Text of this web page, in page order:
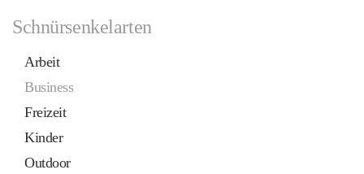
Schnürsenkelarten
Arbeit
Business
Freizeit
Kinder
Outdoor